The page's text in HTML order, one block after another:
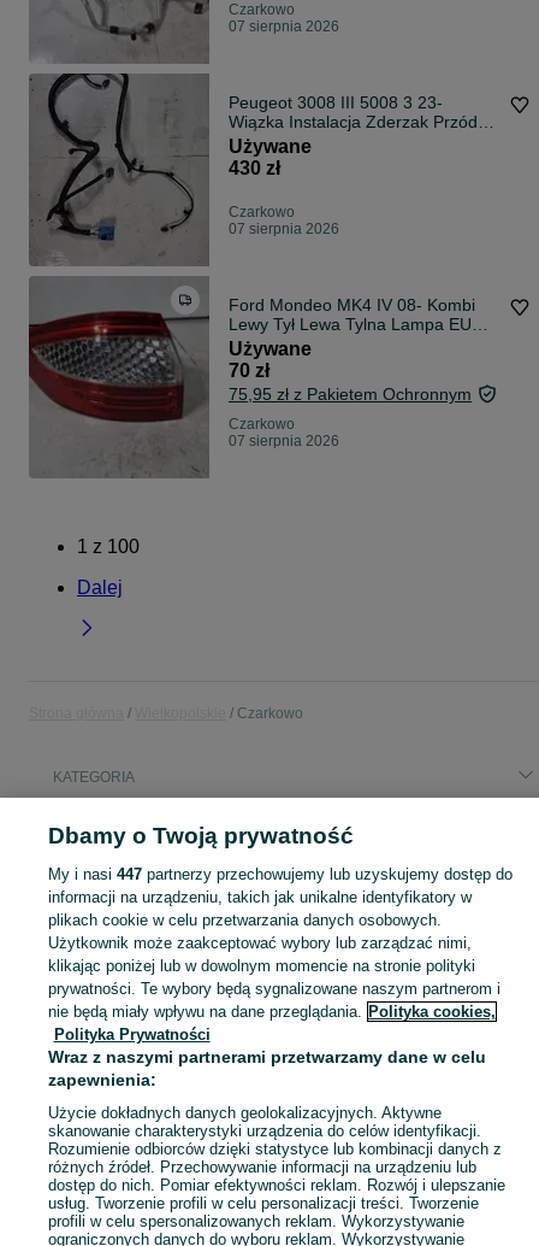
Czarkowo
07 sierpnia 2026
Peugeot 3008 III 5008 3 23-
Wiązka Instalacja Zderzak Przód
Używane
430 zł
Czarkowo
07 sierpnia 2026
Ford Mondeo MK4 IV 08- Kombi
Lewy Tył Lewa Tylna Lampa EU
Oryg WLKP
Używane
70 zł
75,95 zł z Pakietem Ochronnym
Czarkowo
07 sierpnia 2026
1 z 100
Dalej
Czarkowo
KATEGORIA
Popularne wyszukiwania
silnik honda jazz 14
rower szosowy traktorek
Zobacz
Mapa kategorii
Mapa miejscowości
Mapa ministron
Popularne wyszukiwania
Dbamy o Twoją prywatność
My i nasi 447partnerzy przechowujemy lub uzyskujemy dostęp do
informacji na urządzeniu, takich jak unikalne identyfikatory w
plikach cookie w celu przetwarzania danych osobowych.
Użytkownik może zaakceptować wybory lub zarządzać nimi,
klikając poniżej lub w dowolnym momencie na stronie polityki
prywatności. Te wybory będą sygnalizowane naszym partnerom i
nie będą miały wpływu na dane przeglądania. Polityka cookies,
Polityka Prywatności
Wraz z naszymi partnerami przetwarzamy dane w celu
zapewnienia:
Użycie dokładnych danych geolokalizacyjnych. Aktywne
skanowanie charakterystyki urządzenia do celów identyfikacji.
Rozumienie odbiorców dzięki statystyce lub kombinacji danych z
różnych źródeł. Przechowywanie informacji na urządzeniu lub
dostęp do nich. Pomiar efektywności reklam. Rozwój i ulepszanie
usług. Tworzenie profili w celu personalizacji treści. Tworzenie
profili w celu spersonalizowanych reklam. Wykorzystywanie
ograniczonych danych do wyboru reklam. Wykorzystywanie